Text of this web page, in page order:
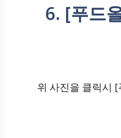
6. [푸드
위 사진을 클릭시